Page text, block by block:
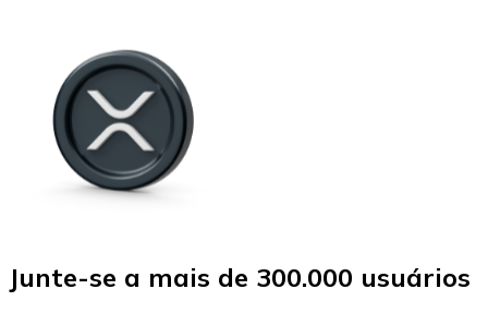
Junte-se a mais de 300.000 usuários